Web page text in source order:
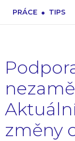
PRÁCE . TIPS
změny